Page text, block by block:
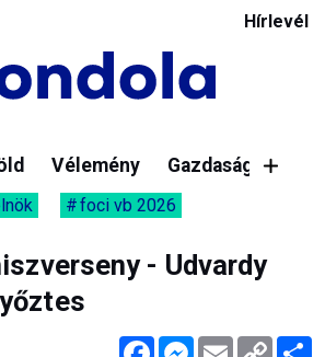
Hírlevél
Vélemény Gazdaság
foci vb 2026
- Udvardy
FacebookMessenger
Email Copy